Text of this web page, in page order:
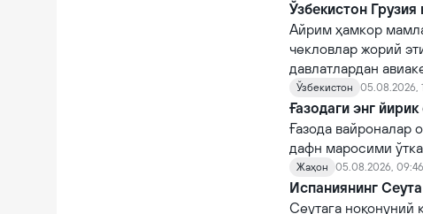
Ўзбекистон
Айрим ҳамкор
чекловлар жорий
давлатлардан
Ўзбекистон 05.08.2026,
Ғазодаги энг
Ғазода вайроналар
дафн маросими
Жаҳон 05.08.2026, 09:46
Испаниянинг
Сеутага ноқонуний